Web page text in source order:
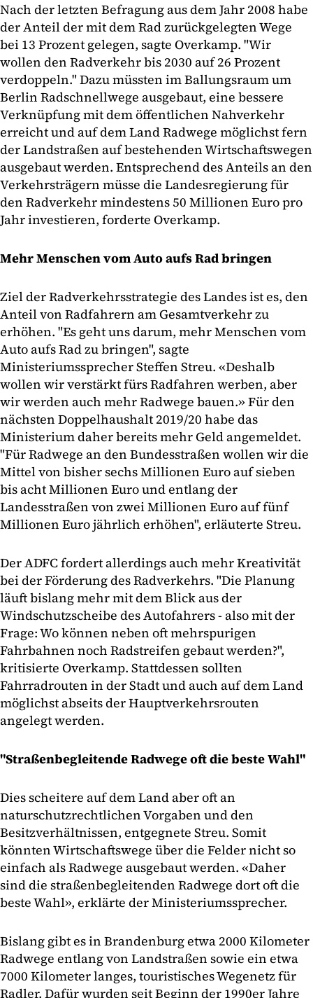
Nach der letzten Befragung aus dem Jahr 2008 habe
der Anteil der mit dem Rad zurückgelegten Wege
bei 13 Prozent gelegen, sagte Overkamp. "Wir
wollen den Radverkehr bis 2030 auf 26 Prozent
verdoppeln." Dazu müssten im Ballungsraum um
Berlin Radschnellwege ausgebaut, eine bessere
Verknüpfung mit dem öffentlichen Nahverkehr
erreicht und auf dem Land Radwege möglichst fern
der Landstraßen auf bestehenden Wirtschaftswegen
ausgebaut werden. Entsprechend des Anteils an den
Verkehrsträgern müsse die Landesregierung für
den Radverkehr mindestens 50 Millionen Euro pro
Jahr investieren, forderte Overkamp.
Mehr Menschen vom Auto aufs Rad bringen
Ziel der Radverkehrsstrategie des Landes ist es, den
Anteil von Radfahrern am Gesamtverkehr zu
erhöhen. "Es geht uns darum, mehr Menschen vom
Auto aufs Rad zu bringen", sagte
Ministeriumssprecher Steffen Streu. «Deshalb
wollen wir verstärkt fürs Radfahren werben, aber
wir werden auch mehr Radwege bauen.» Für den
nächsten Doppelhaushalt 2019/20 habe das
Ministerium daher bereits mehr Geld angemeldet.
"Für Radwege an den Bundesstraßen wollen wir die
Mittel von bisher sechs Millionen Euro auf sieben
bis acht Millionen Euro und entlang der
Landesstraßen von zwei Millionen Euro auf fünf
Millionen Euro jährlich erhöhen", erläuterte Streu.
Der ADFC fordert allerdings auch mehr Kreativität
bei der Förderung des Radverkehrs. "Die Planung
läuft bislang mehr mit dem Blick aus der
Windschutzscheibe des Autofahrers - also mit der
Frage: Wo können neben oft mehrspurigen
Fahrbahnen noch Radstreifen gebaut werden?",
kritisierte Overkamp. Stattdessen sollten
Fahrradrouten in der Stadt und auch auf dem Land
möglichst abseits der Hauptverkehrsrouten
angelegt werden.
"Straßenbegleitende Radwege oft die beste Wahl"
Dies scheitere auf dem Land aber oft an
naturschutzrechtlichen Vorgaben und den
Besitzverhältnissen, entgegnete Streu. Somit
könnten Wirtschaftswege über die Felder nicht so
einfach als Radwege ausgebaut werden. «Daher
sind die straßenbegleitenden Radwege dort oft die
beste Wahl», erklärte der Ministeriumssprecher.
Bislang gibt es in Brandenburg etwa 2000 Kilometer
Radwege entlang von Landstraßen sowie ein etwa
7000 Kilometer langes, touristisches Wegenetz für
Radler. Dafür wurden seit Beginn der 1990er Jahre